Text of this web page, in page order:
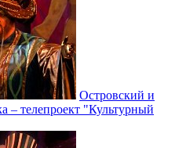
Островский и
– телепроект "Культурный